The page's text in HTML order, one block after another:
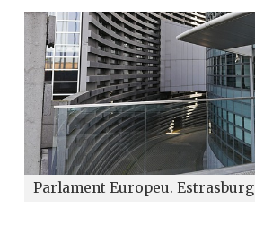
Parlament Europeu. Estrasburg